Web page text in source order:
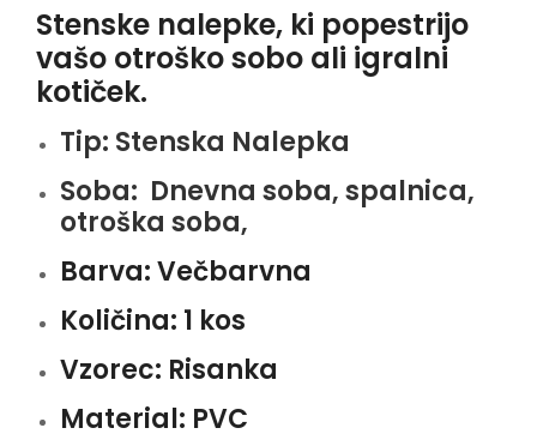
Stenske nalepke, ki popestrijo
vašo otroško sobo ali igralni
kotiček.
Tip: Stenska Nalepka
Soba: Dnevna soba, spalnica,
otroška soba,
Barva:Večbarvna
Količina: 1 kos
Vzorec: Risanka
Material: PVC